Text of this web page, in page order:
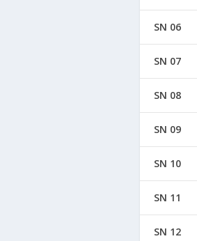
SN 06
SN 07
SN 08
SN 09
SN 10
SN 11
SN 12